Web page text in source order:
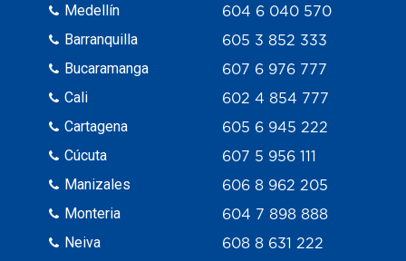
Medellín
Barranquilla
Bucaramanga
Cali
Cartagena
Cúcuta
Manizales
Monteria
Neiva
604 6 040 570
605 3 852 333
607 6 976 777
602 4 854 777
605 6 945 222
607 5 956 111
606 8 962 205
604 7 898 888
608 8 631 222